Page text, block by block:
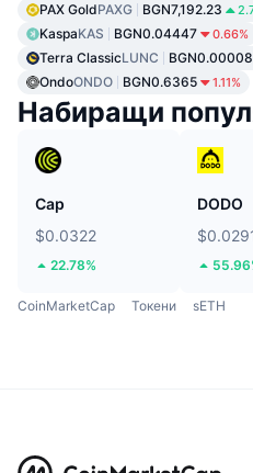
PAX GoldPAXG BGN7,192.23
KaspaKAS BGN0.04447 0.66%
Terra ClassicLUNC
OndoONDO BGN0.6365 1.11%
Набиращи
Cap
$0.0322
22.78%
DODO
CoinMarketCap Токени sETH